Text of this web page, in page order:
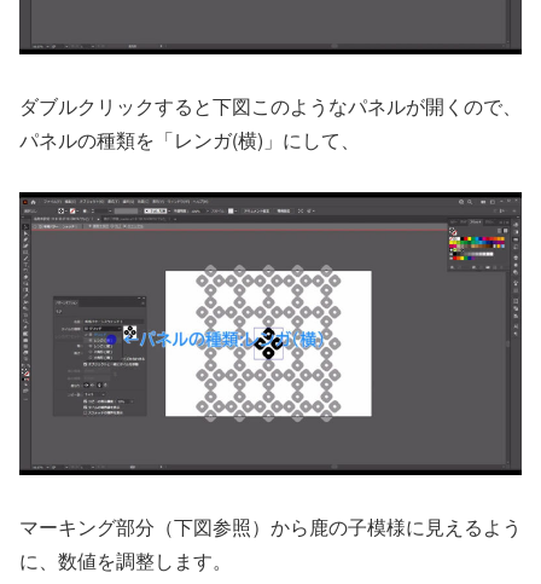
ダブルクリックすると下図このようなパネルが開くので、
パネルの種類を「レンガ(横)」にして、
マーキング部分（下図参照）から鹿の子模様に見えるよう
に、数値を調整します。